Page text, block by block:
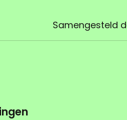
Samengesteld